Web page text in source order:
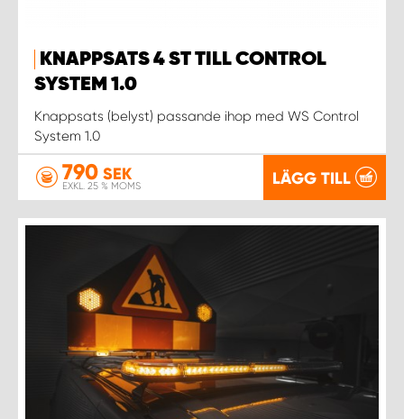
KNAPPSATS 4 ST TILL CONTROL
SYSTEM 1.0
Knappsats (belyst) passande ihop med WS Control
System 1.0
790 SEK
EXKL. 25 % MOMS LÄGG TILL
WORK SYSTEM SKELLEFTEÅ
WORK SYSTEM SKÖVDE
WORK SYSTEM STAFFANSTORP
WORK SYSTEM STOCKHOLM SYD
WORK SYSTEM SUNDSVALL
WORK SYSTEM TRESTAD
WORK SYSTEM UMEÅ